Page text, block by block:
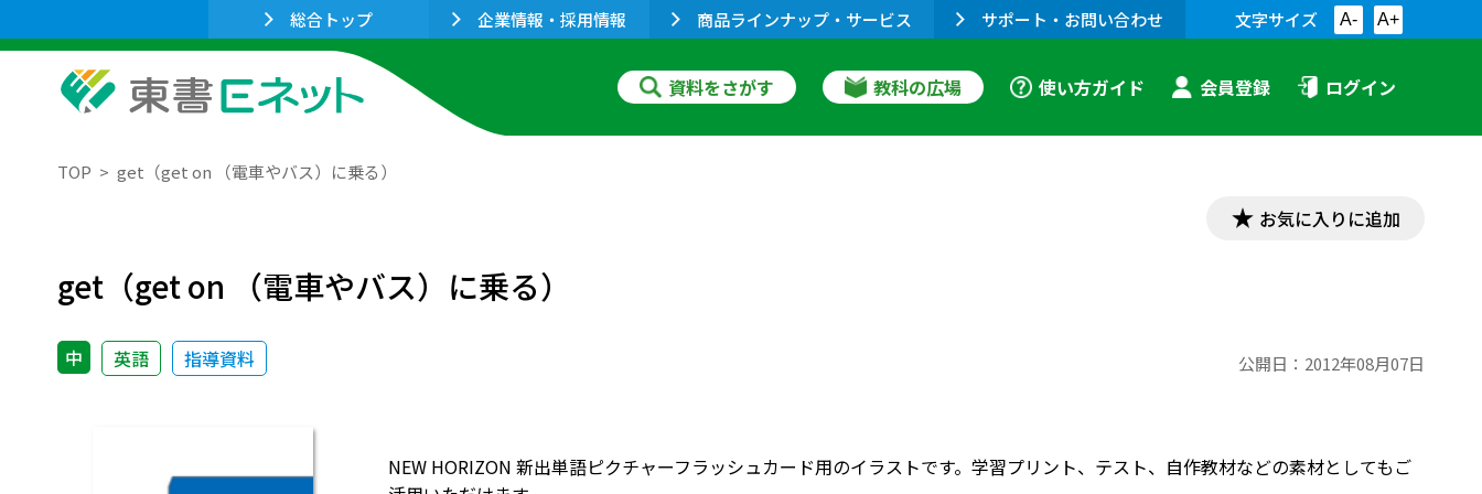
総合トップ 企業情報・採用情報 商品ラインナップ・サービス サポート・お問い合わせ 文字サイズ A- A+
資料をさがす 教科の広場 使い方ガイド 会員登録 ログイン
TOP get（get on （電車やバス）に乗る）
お気に入りに追加
get（get on （電車やバス）に乗る）
中 英語 指導資料 公開日： 2012年08月07日
NEW HORIZON 新出単語ピクチャーフラッシュカード用のイラストです。学習プリント、テスト、自作教材などの素材としてもご